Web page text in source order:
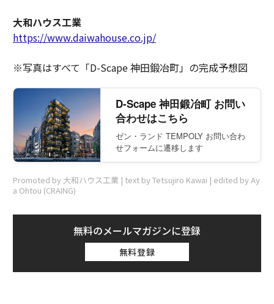
大和ハウス工業
https://www.daiwahouse.co.jp/
※写真はすべて「D-Scape 神田鍛冶町」の完成予想図
D-Scape 神田鍛冶町 お問い
合わせはこちら
ゼン・ランド TEMPOLY お問い合わ
せフォームに遷移します
Promoted by 大和ハウス工業 | text by Tetsujiro Kawai | edited by Ay
a Ohtou (CRAING)
無料のメールマガジンに登録
無料登録